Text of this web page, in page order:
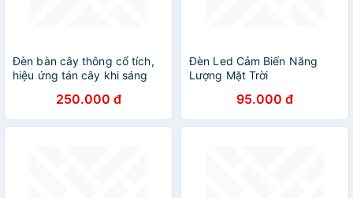
Đèn bàn cây thông cổ tích,
hiệu ứng tán cây khi sáng
250.000 đ
Đèn Led Cảm Biến Năng
Lượng Mặt Trời
95.000 đ